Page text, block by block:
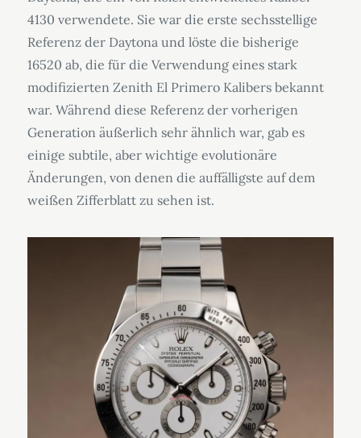
4130 verwendete. Sie war die erste sechsstellige
Referenz der Daytona und löste die bisherige
16520 ab, die für die Verwendung eines stark
modifizierten Zenith El Primero Kalibers bekannt
war. Während diese Referenz der vorherigen
Generation äußerlich sehr ähnlich war, gab es
einige subtile, aber wichtige evolutionäre
Änderungen, von denen die auffälligste auf dem
weißen Zifferblatt zu sehen ist.